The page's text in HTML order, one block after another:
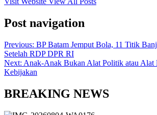
Post navigation
Previous: BP Batam Jemput Bola, 11 Titik
Setelah RDP DPR RI
Next: Anak-Anak Bukan Alat Politik atau Alat
Kebijakan
BREAKING NEWS